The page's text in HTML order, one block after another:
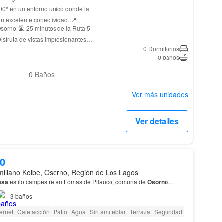
en un entorno único donde la
conectividad. 📍
🌳 💰 Reserva tu
sueño de vivir en el sur de
Escríbenos y asegura tu lugar
0 Baños
0 Dormitorios
0 baños
Ver más unidades
Ver detalles
Kolbe, Osorno, Región de Los Lagos
estilo campestre en Lomas de Pilauco, comuna de Osorno…
3 baños
Calefacción Patio Agua Sin amueblar Terraza Seguridad